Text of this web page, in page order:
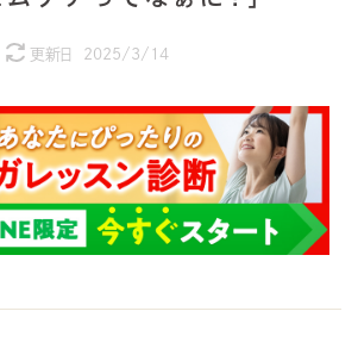
更新日 2025/3/14